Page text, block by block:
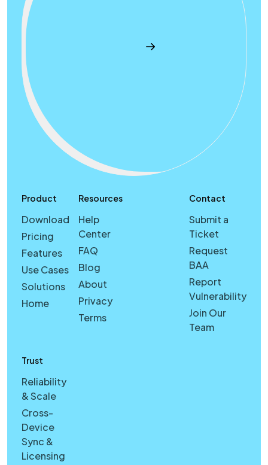
Product
Download
Pricing
Features
Use Cases
Solutions
Home
Resources
Help
Center
FAQ
Blog
About
Privacy
Terms
Trust
Reliability
& Scale
Cross-
Device
Sync &
Licensing
Contact
Submit a
Ticket
Request
BAA
Report
Vulnerability
Join Our
Team